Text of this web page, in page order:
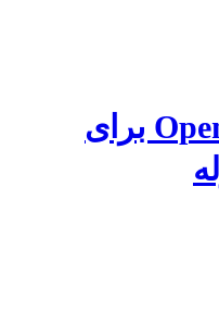
انجام پروژه با OpenSees برای